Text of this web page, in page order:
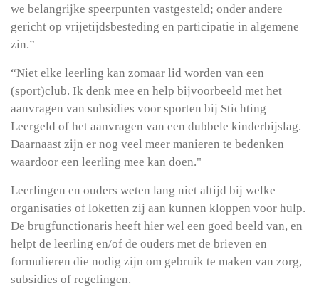
we belangrijke speerpunten vastgesteld; onder andere
gericht op vrijetijdsbesteding en participatie in algemene
zin.”
“Niet elke leerling kan zomaar lid worden van een
(sport)club. Ik denk mee en help bijvoorbeeld met het
aanvragen van subsidies voor sporten bij Stichting
Leergeld of het aanvragen van een dubbele kinderbijslag.
Daarnaast zijn er nog veel meer manieren te bedenken
waardoor een leerling mee kan doen."
Leerlingen en ouders weten lang niet altijd bij welke
organisaties of loketten zij aan kunnen kloppen voor hulp.
De brugfunctionaris heeft hier wel een goed beeld van, en
helpt de leerling en/of de ouders met de brieven en
formulieren die nodig zijn om gebruik te maken van zorg,
subsidies of regelingen.